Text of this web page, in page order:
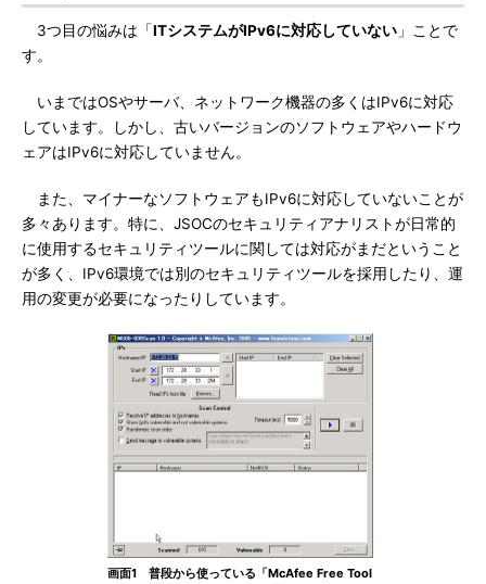
3つ目の悩みは「ITシステムがIPv6に対応していない 」ことで
す。
いまではOSやサーバ、ネットワーク機器の多くはIPv6に対応
しています。しかし、古いバージョンのソフトウェアやハードウ
ェアはIPv6に対応していません。
また、マイナーなソフトウェアもIPv6に対応していないことが
多々あります。特に、JSOCのセキュリティアナリストが日常的
に使用するセキュリティツールに関しては対応がまだということ
が多く、IPv6環境では別のセキュリティツールを採用したり、運
用の変更が必要になったりしています。
画面1 普段から使っている「McAfee Free Tool